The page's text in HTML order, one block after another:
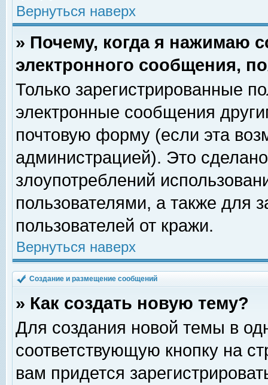
Вернуться наверх
» Почему, когда я нажимаю
электронного сообщения,
Только зарегистрированные
электронные сообщения
почтовую форму (если эта
администрацией). Это
злоупотреблений
пользователями, а также для
пользователей от кражи.
Вернуться наверх
Создание и размещение сообщений
» Как создать новую тему?
Для создания новой темы в
соответствующую кнопку на
вам придется